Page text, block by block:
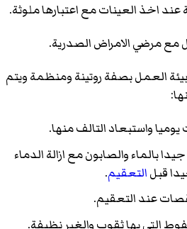
بيئة العمل بصفة روتينة ومنظمة ويتم
واستبعاد التالف منها.
بالماء والصابون مع ازالة الدماء
قبلالتعقيم.
عند التعقيم.
التي بها ثقوب والغير نظيفة.